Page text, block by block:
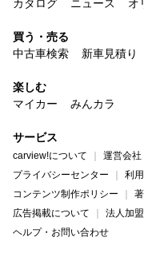
カタログ
ニュース オ
買う・売る
中古車検索
新車見積り
楽しむ
マイカー
みんカラ
サービス
carview!について 運営会社
プライバシーセンター
利
コンテンツ制作ポリシー
広告掲載について
法人加
ヘルプ・お問い合わせ